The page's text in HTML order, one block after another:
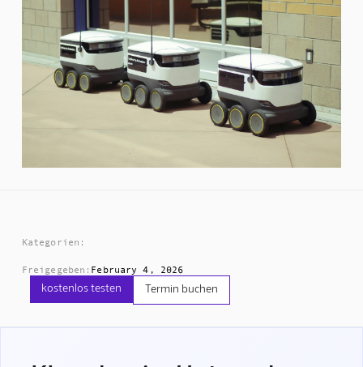
Kategorien:
Freigegeben: February 4, 2026
kostenlos testen Termin buchen